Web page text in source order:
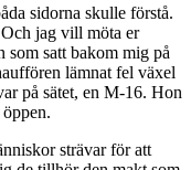
sidorna skulle förstå.
jag vill möta er
som satt bakom mig på
lämnat fel växel
på sätet, en M-16. Hon
strävar för att